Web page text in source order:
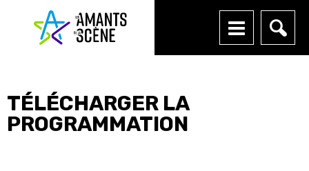
À PROPOS
Notre histoire
TÉLÉCHARGER LA
PROGRAMMATION